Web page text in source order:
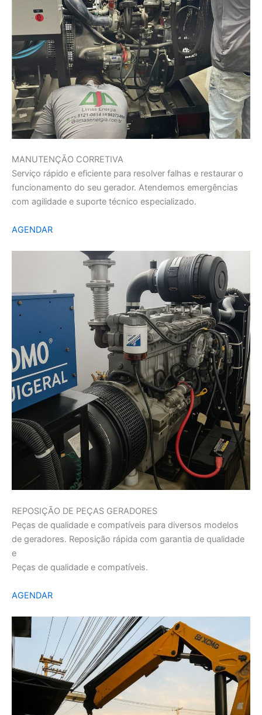
MANUTENÇÃO CORRETIVA
Serviço rápido e eficiente para resolver falhas e restaurar o
funcionamento do seu gerador. Atendemos emergências
com agilidade e suporte técnico especializado.
AGENDAR
REPOSIÇÃO DE PEÇAS GERADORES
Peças de qualidade e compatíveis para diversos modelos
de geradores. Reposição rápida com garantia de qualidade
e
Peças de qualidade e compatíveis.
AGENDAR